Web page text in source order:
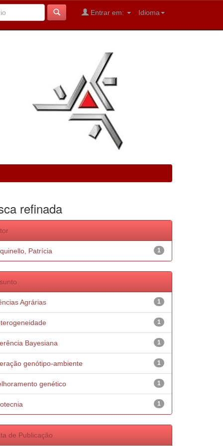
Idioma
Entrar em:
refinada
1
Patrícia
1
Agrárias
1
1
Bayesiana
1
genótipo-ambiente
1
genético
1
de Publicação